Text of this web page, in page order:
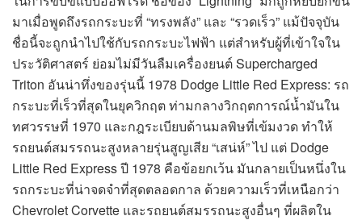
มาเมื่อพูดถึงรถกระบะที่ “ทรงพลัง” และ “รวดเร็ว” แม้ปัจจุบัน
ชื่อนี้จะถูกนำไปใช้กับรถกระบะไฟฟ้า แต่สำหรับผู้ที่เข้าใจใน
ประวัติศาสตร์ ย่อมไม่มีวันลืมเครื่องยนต์ Supercharged
Triton อันน่าทึ่งของรุ่นนี้ 1978 Dodge Little Red Express: รถ
กระบะที่เร็วที่สุดในยุควิกฤต ท่ามกลางวิกฤตการณ์น้ำมันใน
ทศวรรษที่ 1970 และกฎระเบียบด้านมลพิษที่เข้มงวด ทำให้
รถยนต์สมรรถนะสูงหลายรุ่นสูญเสีย “เสน่ห์” ไป แต่ Dodge
Little Red Express ปี 1978 คือข้อยกเว้น มันกลายเป็นหนึ่งใน
รถกระบะที่น่าจดจำที่สุดตลอดกาล ด้วยความเร็วที่เหนือกว่า
Chevrolet Corvette และรถยนต์สมรรถนะสูงอื่นๆ ที่ผลิตใน